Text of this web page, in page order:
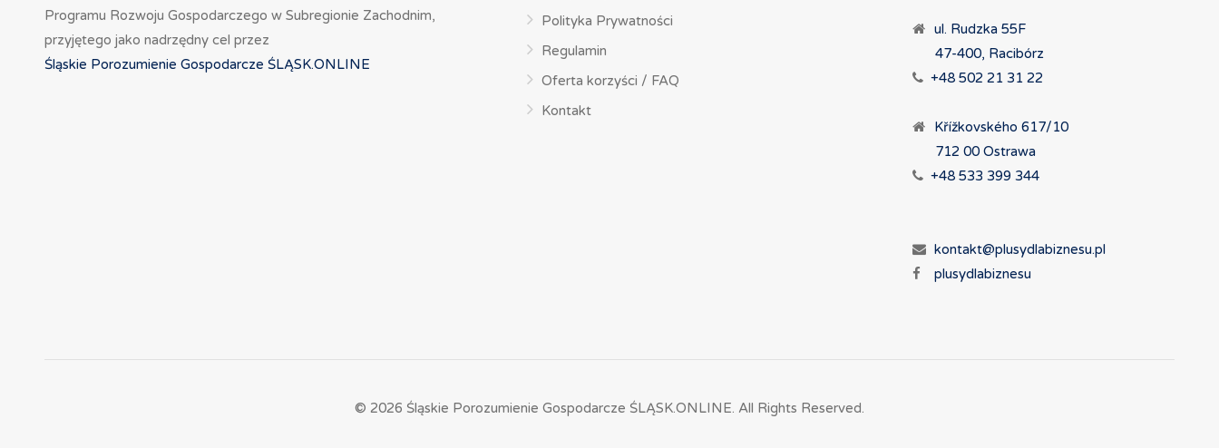
Programu Rozwoju Gospodarczego w Subregionie Zachodnim,
przyjętego jako nadrzędny cel przez
Śląskie Porozumienie Gospodarcze ŚLĄSK.ONLINE
Polityka Prywatności
Regulamin
Oferta korzyści / FAQ
Kontakt
ul. Rudzka 55F
47-400, Racibórz
+48 502 21 31 22
Křížkovského 617/10
712 00 Ostrawa
+48 533 399 344
kontakt@plusydlabiznesu.pl
plusydlabiznesu
© 2026 Śląskie Porozumienie Gospodarcze ŚLĄSK.ONLINE. All Rights Reserved.